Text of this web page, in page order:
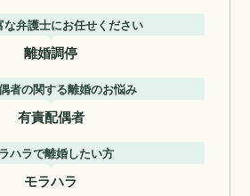
な弁護士にお任せください
離婚調停
者の関する離婚のお悩み
有責配偶者
ハラで離婚したい方
モラハラ